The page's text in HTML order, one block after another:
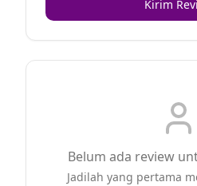
Kirim
Belum ada review
Jadilah yang pertama